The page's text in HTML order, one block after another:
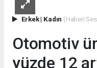
Erkek| Kadın (Haberi
Otomotiv
yüzde 12